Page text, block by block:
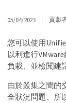
05/04/2023 貢獻
您可以使用
以利進行
負載、並檢閱建
由於叢集之間的
全狀況問題、所